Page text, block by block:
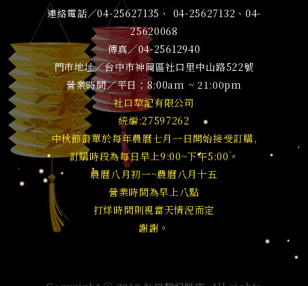
連絡電話／04-25627135、 04-25627132、04-
25620068
傳真／04-25612940
門市地址／台中市神岡區社口里中山路522號
營業時間／平日：8:00am ~ 21:00pm
社口犂記有限公司
統編:27597262
中秋節訂單於每年農曆七月一日開始接受訂購,
訂購時段為每日早上9:00~下午5:00。
農曆八月初一~農曆八月十五
營業時間為早上八點
打烊時間則視當天情況而定
謝謝。